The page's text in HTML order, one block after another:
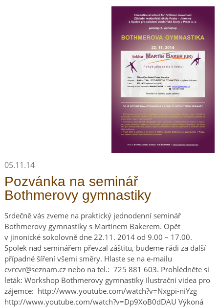
05.11.14
Pozvánka na seminář
Bothmerovy gymnastiky
Srdečně vás zveme na praktický jednodenní seminář
Bothmerovy gymnastiky s Martinem Bakerem. Opět
v jinonické sokolovně dne 22.11. 2014 od 9.00 – 17.00.
Spolek nad seminářem převzal záštitu, budeme rádi za další
případné šíření všemi směry. Hlaste se na e-mailu
cvrcvr@seznam.cz nebo na tel.: 725 881 603. Prohlédněte si
leták: Workshop Bothmerovy gymnastiky Ilustrační videa pro
zájemce: http://www.youtube.com/watch?v=Nxgpi-niYzg
http://www.youtube.com/watch?v=Dp9XoB0dDAU Výkoná